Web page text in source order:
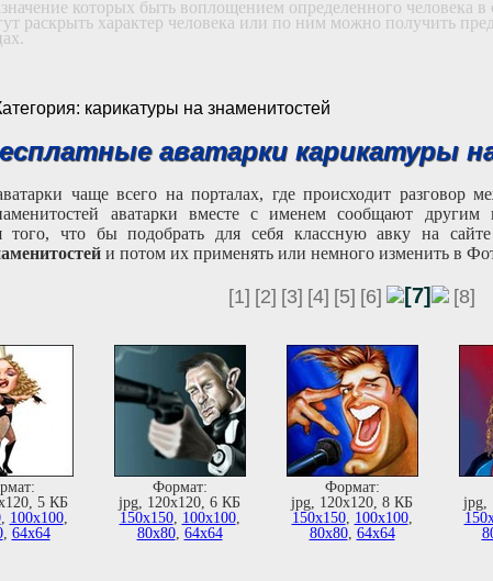
которых быть воплощением определенного человека
раскрыть характер человека или по ним можно получить
карикатуры на знаменитостей
аватарки карикатуры
чаще всего на порталах, где происходит
аватарки вместе с именем сообщают
того, что бы подобрать для себя классную авку на
и потом их применять или немного изменить в
[1] [2] [3] [4] [5] [6] [7] [8]
5 КБ
, 100х100,
, 64х64
Формат:
jpg, 120х120, 6 КБ
150х150, 100х100,
80х80, 64х64
Формат:
jpg, 120х120, 8 КБ
150х150, 100х100,
80х80, 64х64
jpg,